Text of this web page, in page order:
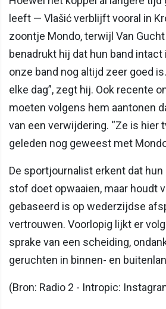
leeft — Vlašić verblijft vooral in
zoontje Mondo, terwijl Van
benadrukt hij dat hun band intact
onze band nog altijd zeer goed
elke dag”, zegt hij. Ook recente
moeten volgens hem aantonen
van een verwijdering. “Ze is hier
geleden nog geweest met
De sportjournalist erkent dat
stof doet opwaaien, maar houdt
gebaseerd is op wederzijdse
vertrouwen. Voorlopig lijkt er
sprake van een scheiding,
geruchten in binnen- en
(Bron: Radio 2 - Intropic: